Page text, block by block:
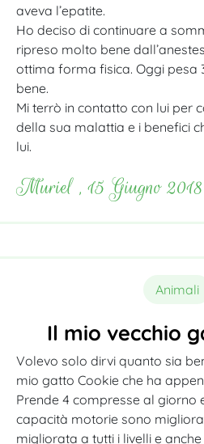
aveva l’epatite.
Ho deciso di continuare a
ripreso molto bene
ottima forma fisica. Oggi pesa
bene.
Mi terrò in contatto con lui per
della sua malattia e i benefici
lui.
Muriel , 15 Giugno 2018
Animali
Il mio vecchio
Volevo solo dirvi quanto sia
mio gatto Cookie che ha
Prende 4 compresse al giorno
capacità motorie sono
migliorata a tutti i livelli e